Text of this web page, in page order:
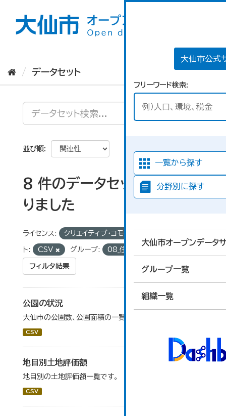
大仙市公式
フリーワード検索
一覧から探す
分野別に探す
大仙市オープンデータ
グループ一覧
組織一覧
データセット
並び順
8 件のデータセットが見つか
りました
ライセンス: クリエイティブ・コモンズ 表示
ト: CSV グループ: 08_住宅・土地・建設
フィルタ結果
公園の状況
大仙市の公園数、公園面積の一覧です。
CSV
地目別土地評価額
地目別の土地評価額一覧です。
CSV